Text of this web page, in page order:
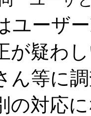
ユーザ
が疑わ
ん等に
の対応